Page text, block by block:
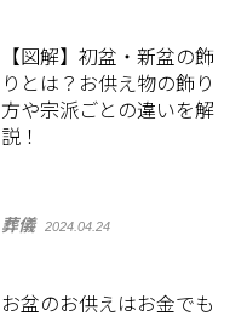
【図解】初盆・新盆の飾
りとは？お供え物の飾り
方や宗派ごとの違いを解
説！
葬儀 2024.04.24
お盆のお供えはお金でも